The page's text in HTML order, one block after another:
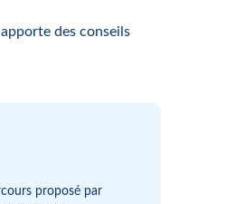
des conseils
proposé par